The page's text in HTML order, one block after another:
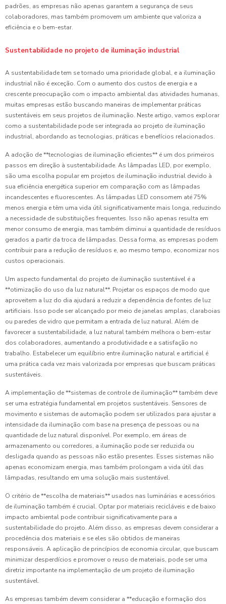
padrões, as empresas não apenas garantem a segurança de seus
colaboradores, mas também promovem um ambiente que valoriza a
eficiência e o bem-estar.
Sustentabilidade no projeto de iluminação industrial
A sustentabilidade tem se tornado uma prioridade global, e a iluminação
industrial não é exceção. Com o aumento dos custos de energia e a
crescente preocupação com o impacto ambiental das atividades humanas,
muitas empresas estão buscando maneiras de implementar práticas
sustentáveis em seus projetos de iluminação. Neste artigo, vamos explorar
como a sustentabilidade pode ser integrada ao projeto de iluminação
industrial, abordando as tecnologias, práticas e benefícios relacionados.
A adoção de **tecnologias de iluminação eficientes** é um dos primeiros
passos em direção à sustentabilidade. As lâmpadas LED, por exemplo,
são uma escolha popular em projetos de iluminação industrial devido à
sua eficiência energética superior em comparação com as lâmpadas
incandescentes e fluorescentes. As lâmpadas LED consomem até 75%
menos energia e têm uma vida útil significativamente mais longa, reduzindo
a necessidade de substituições frequentes. Isso não apenas resulta em
menor consumo de energia, mas também diminui a quantidade de resíduos
gerados a partir da troca de lâmpadas. Dessa forma, as empresas podem
contribuir para a redução de resíduos e, ao mesmo tempo, economizar nos
custos operacionais.
Um aspecto fundamental do projeto de iluminação sustentável é a
**otimização do uso da luz natural**. Projetar os espaços de modo que
aproveitem a luz do dia ajudará a reduzir a dependência de fontes de luz
artificiais. Isso pode ser alcançado por meio de janelas amplas, claraboias
ou paredes de vidro que permitam a entrada de luz natural. Além de
favorecer a sustentabilidade, a luz natural também melhora o bem-estar
dos colaboradores, aumentando a produtividade e a satisfação no
trabalho. Estabelecer um equilíbrio entre iluminação natural e artificial é
uma prática cada vez mais valorizada por empresas que buscam práticas
sustentáveis.
A implementação de **sistemas de controle de iluminação** também deve
ser uma estratégia fundamental em projetos sustentáveis. Sensores de
movimento e sistemas de automação podem ser utilizados para ajustar a
intensidade da iluminação com base na presença de pessoas ou na
quantidade de luz natural disponível. Por exemplo, em áreas de
armazenamento ou corredores, a iluminação pode ser reduzida ou
desligada quando as pessoas não estão presentes. Esses sistemas não
apenas economizam energia, mas também prolongam a vida útil das
lâmpadas, resultando em uma solução mais sustentável.
O critério de **escolha de materiais** usados nas luminárias e acessórios
de iluminação também é crucial. Optar por materiais recicláveis e de baixo
impacto ambiental pode contribuir significativamente para a
sustentabilidade do projeto. Além disso, as empresas devem considerar a
procedência dos materiais e se eles são obtidos de maneiras
responsáveis. A aplicação de princípios de economia circular, que buscam
minimizar desperdícios e promover o reuso de materiais, pode ser uma
diretriz importante na implementação de um projeto de iluminação
sustentável.
As empresas também devem considerar a **educação e formação dos